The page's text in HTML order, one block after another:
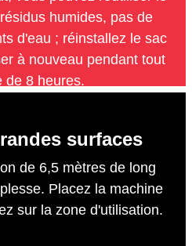
humides, pas de
d'eau ; réinstallez le sac
à nouveau pendant tout
de 8 heures.
surfaces
de 6,5 mètres de long
Placez la machine
sur la zone d'utilisation.